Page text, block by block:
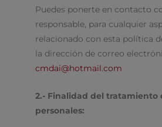
Puedes ponerte en contacto
responsable, para cualquier
relacionado con esta política
la dirección de correo
cmdai@hotmail.com
2.- Finalidad del tratamiento
personales: